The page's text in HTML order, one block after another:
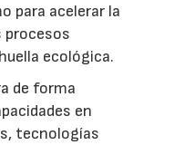
para acelerar la
procesos
ecológica.
de forma
en
tecnologías